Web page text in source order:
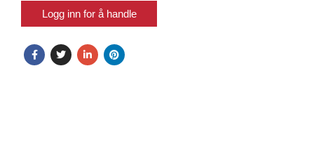
Logg inn for å handle